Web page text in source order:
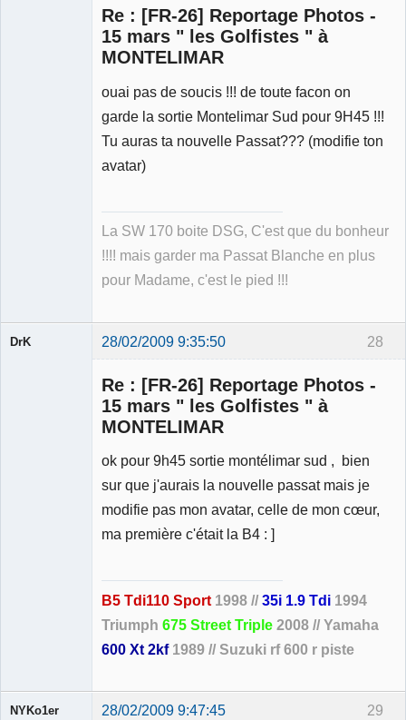
Re : [FR-26] Reportage Photos -
15 mars " les Golfistes " à
MONTELIMAR
ouai pas de soucis !!! de toute facon on
garde la sortie Montelimar Sud pour 9H45 !!!
Tu auras ta nouvelle Passat??? (modifie ton
avatar)
La SW 170 boite DSG, C'est que du bonheur
!!!! mais garder ma Passat Blanche en plus
pour Madame, c'est le pied !!!
28
DrK 28/02/2009 9:35:50
Re : [FR-26] Reportage Photos -
15 mars " les Golfistes " à
MONTELIMAR
ok pour 9h45 sortie montélimar sud , bien
sur que j'aurais la nouvelle passat mais je
modifie pas mon avatar, celle de mon cœur,
ma première c'était la B4 : ]
B5 Tdi110 Sport 1998 // 35i 1.9 Tdi 1994
Triumph 675 Street Triple 2008 // Yamaha
600 Xt 2kf1989 // Suzuki rf 600 r piste
29
NYKo1er 28/02/2009 9:47:45